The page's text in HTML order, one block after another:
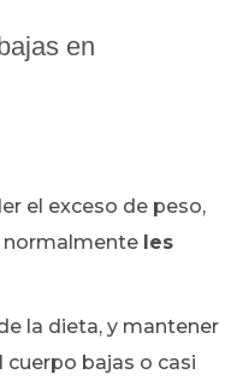
en
el exceso de peso,
normalmente les
la dieta, y mantener
cuerpo bajas o casi